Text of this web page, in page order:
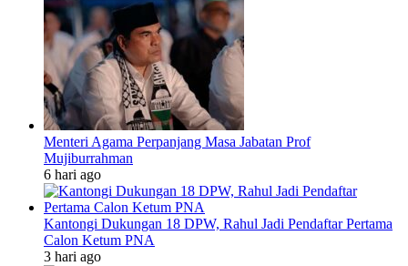
Menteri Agama Perpanjang Masa Jabatan Prof
Mujiburrahman
6 hari ago
Kantongi Dukungan 18 DPW, Rahul Jadi Pendaftar Pertama
Calon Ketum PNA
3 hari ago